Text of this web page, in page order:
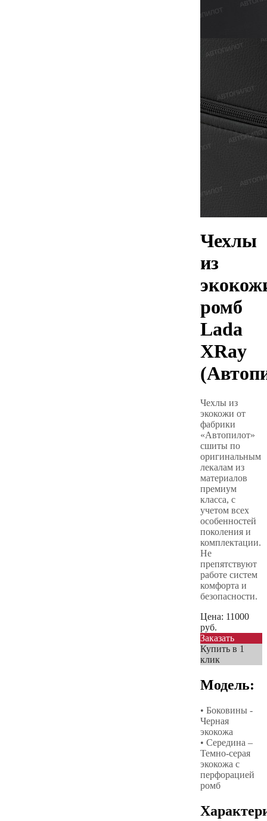
Чехлы
из
ромб
Lada
XRay
Чехлы из
экокожи от
фабрики
«Автопилот»
сшиты по
оригинальным
лекалам из
материалов
премиум
класса, с
учетом всех
особенностей
поколения и
комплектации.
Не
препятствуют
работе систем
комфорта и
безопасности.
Цена: 11000
руб.
Заказать
Купить в 1
клик
Модель:
• Боковины -
Черная
экокожа
• Середина –
Темно-серая
экокожа с
перфорацией
ромб